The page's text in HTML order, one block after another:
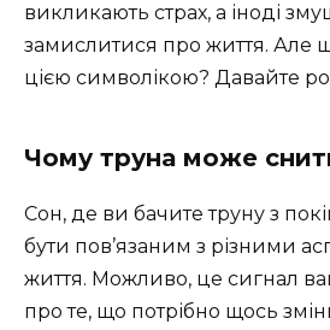
викликають страх, а іноді
замислитися про життя. Але
цією символікою? Давайте
Чому труна може
Сон, де ви бачите труну з
бути пов’язаним з різними
життя. Можливо, це сигнал
про те, що потрібно щось